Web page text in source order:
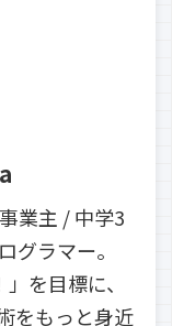
業主 / 中学3
グラマー。
を目標に、
をもっと身近